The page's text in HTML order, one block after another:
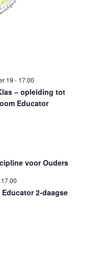
19 - 17.00
– opleiding tot
Educator
voor Ouders
2-daagse